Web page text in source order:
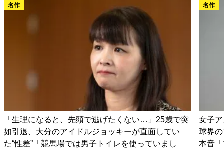
名作
「生理になると、先頭で逃げたくない…」25歳で突
如引退、大分のアイドルジョッキーが直面してい
た“性差”「競馬場では男子トイレを使っていまし
名作
女子
球界
本音